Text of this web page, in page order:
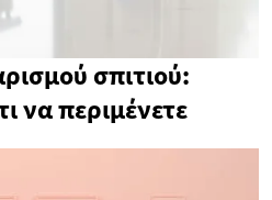
σπιτιού:
να περιμένετε